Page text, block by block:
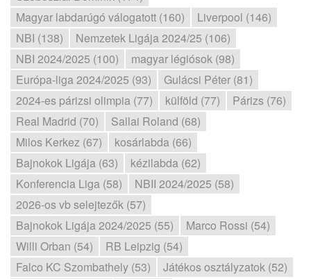
Magyar labdarúgó válogatott (160)
Liverpool (146)
NBI (138)
Nemzetek Ligája 2024/25 (106)
NBI 2024/2025 (100)
magyar légiósok (98)
Európa-liga 2024/2025 (93)
Gulácsi Péter (81)
2024-es párizsi olimpia (77)
külföld (77)
Párizs (76)
Real Madrid (70)
Sallai Roland (68)
Milos Kerkez (67)
kosárlabda (66)
Bajnokok Ligája (63)
kézilabda (62)
Konferencia Liga (58)
NBII 2024/2025 (58)
2026-os vb selejtezők (57)
Bajnokok Ligája 2024/2025 (55)
Marco Rossi (54)
Willi Orban (54)
RB Leipzig (54)
Falco KC Szombathely (53)
Játékos osztályzatok (52)